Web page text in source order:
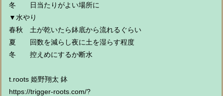
冬 日当たりがよい場所に
▼水やり
春秋 土が乾いたら鉢底から流れるぐらい
夏 回数を減らし夜に土を湿らす程度
冬 控えめにするか断水
t.roots 姫野翔太 鉢
https://trigger-roots.com/?